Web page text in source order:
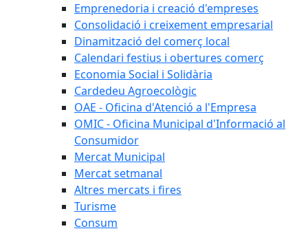
Emprenedoria i creació d'empreses
Consolidació i creixement empresarial
Dinamització del comerç local
Calendari festius i obertures comerç
Economia Social i Solidària
Cardedeu Agroecològic
OAE - Oficina d'Atenció a l'Empresa
OMIC - Oficina Municipal d'Informació al
Consumidor
Mercat Municipal
Mercat setmanal
Altres mercats i fires
Turisme
Consum